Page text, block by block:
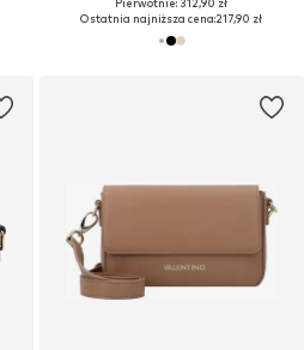
Pierwotnie: 312,90 zł
Ostatnia najniższa cena:217,90 zł